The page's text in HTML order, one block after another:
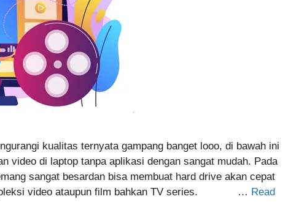
kualitas ternyata gampang banget looo, di bawah ini
video di laptop tanpa aplikasi dengan sangat mudah. Pada
sangat besardan bisa membuat hard drive akan cepat
video ataupun film bahkan TV series. … Read